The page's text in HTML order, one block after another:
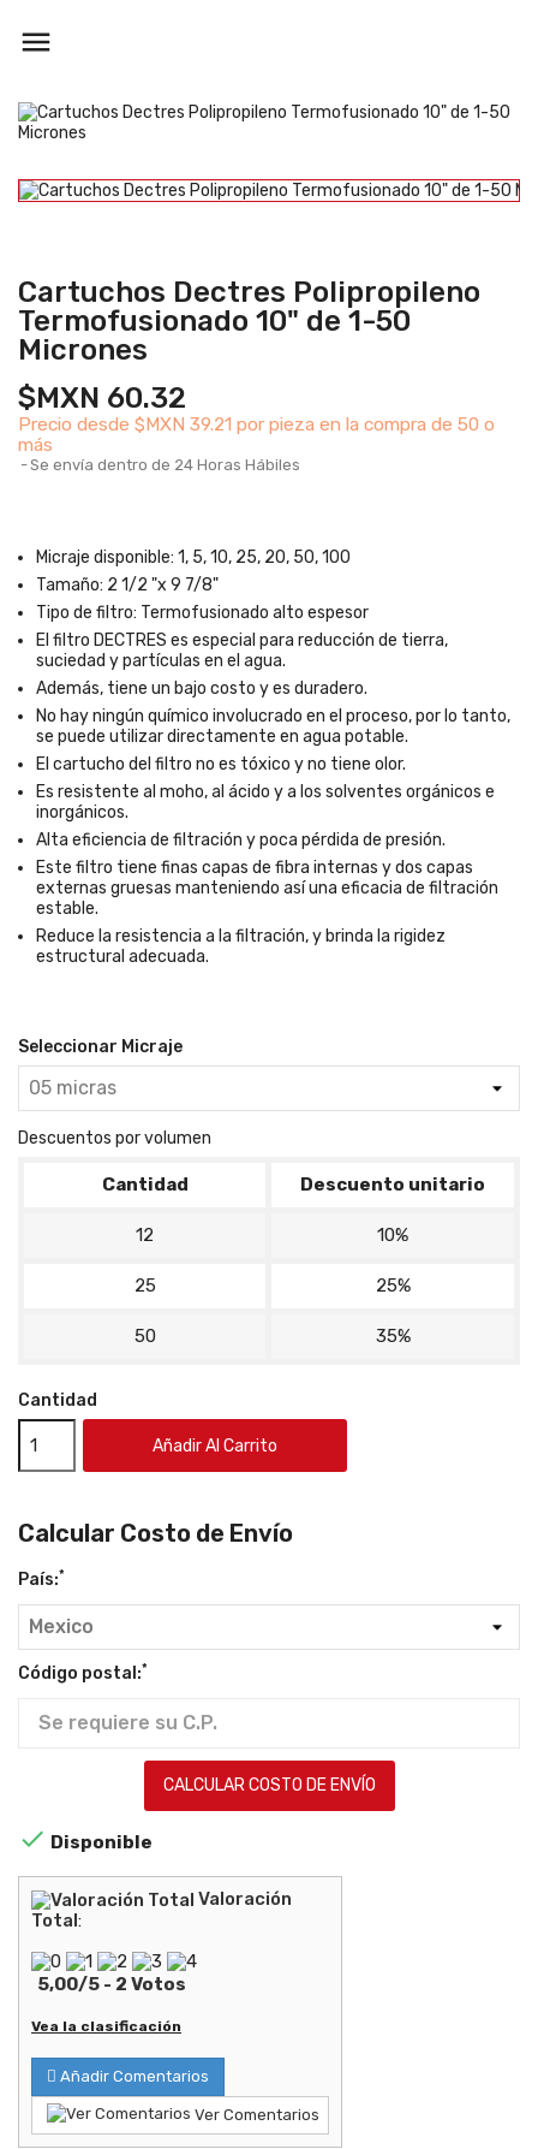

Cartuchos Dectres Polipropileno
Termofusionado 10" de 1-50
Micrones
$MXN 60.32
Precio desde $MXN 39.21 por pieza en la compra de 50 o
más
Se envía dentro de 24 Horas Hábiles
Micraje disponible: 1, 5, 10, 25, 20, 50, 100
Tamaño: 2 1/2 "x 9 7/8"
Tipo de filtro: Termofusionado alto espesor
El filtro DECTRES es especial para reducción de tierra,
suciedad y partículas en el agua.
Además, tiene un bajo costo y es duradero.
No hay ningún químico involucrado en el proceso, por lo tanto,
se puede utilizar directamente en agua potable.
El cartucho del filtro no es tóxico y no tiene olor.
Es resistente al moho, al ácido y a los solventes orgánicos e
inorgánicos.
Alta eficiencia de filtración y poca pérdida de presión.
Este filtro tiene finas capas de fibra internas y dos capas
externas gruesas manteniendo así una eficacia de filtración
estable.
Reduce la resistencia a la filtración, y brinda la rigidez
estructural adecuada.
Seleccionar Micraje
Descuentos por volumen
Cantidad Descuento unitario
12 10%
25 25%
50 35%
Cantidad
Añadir Al Carrito
Calcular Costo de Envío
País:*
Código postal:*
CALCULAR COSTO DE ENVÍO
 Disponible
Valoración
Total:
5,00/5 - 2 Votos
Vea la clasificación
Añadir Comentarios
Ver Comentarios